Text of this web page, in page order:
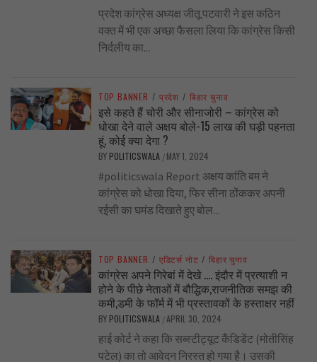
प्रदेश कांग्रेस अध्यक्ष जीतू पटवारी ने इस कठिन
वक्त में भी एक अच्छा फैसला लिया कि कांग्रेस किसी
निर्दलीय का...
TOP BANNER / प्रदेश / बिहार चुनाव
इसे कहते हैं चोरी और सीनाजोरी – कांग्रेस को
धोखा देने वाले अक्षय बोले-15 लाख की घड़ी पहनता
हूं, कोई क्या देगा ?
BY POLITICSWALA / MAY 1, 2024
#politicswala Report अक्षय कांति बम ने
कांग्रेस को धोखा दिया, फिर सीना ठोंककर अपनी
रईसी का घमंड दिखाते हुए बोल...
TOP BANNER / एडिटर्स नोट / बिहार चुनाव
कांग्रेस अपने गिरेबां में देखे …. इंदौर में प्रत्याशी न
होने के पीछे नेताओं में बौद्धिक,राजनीतिक समझ की
कमी,डमी के फॉर्म में भी प्रस्तावकों के हस्ताक्षर नहीं
BY POLITICSWALA /APRIL 30, 2024
हाई कोर्ट ने कहा कि सब्स्टीट्यूट कैंडिडेंट (मोतीसिंह
पटेल) का तो आवेदन निरस्त हो गया है। उसकी